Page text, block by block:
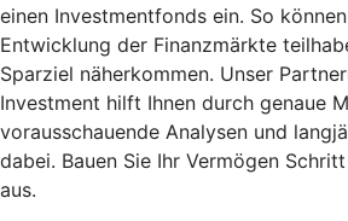
einen Investmentfonds ein. So
Entwicklung der Finanzmärkte
Sparziel näherkommen. Unser
Investment hilft Ihnen durch genaue
vorausschauende Analysen und
dabei. Bauen Sie Ihr Vermögen
aus.